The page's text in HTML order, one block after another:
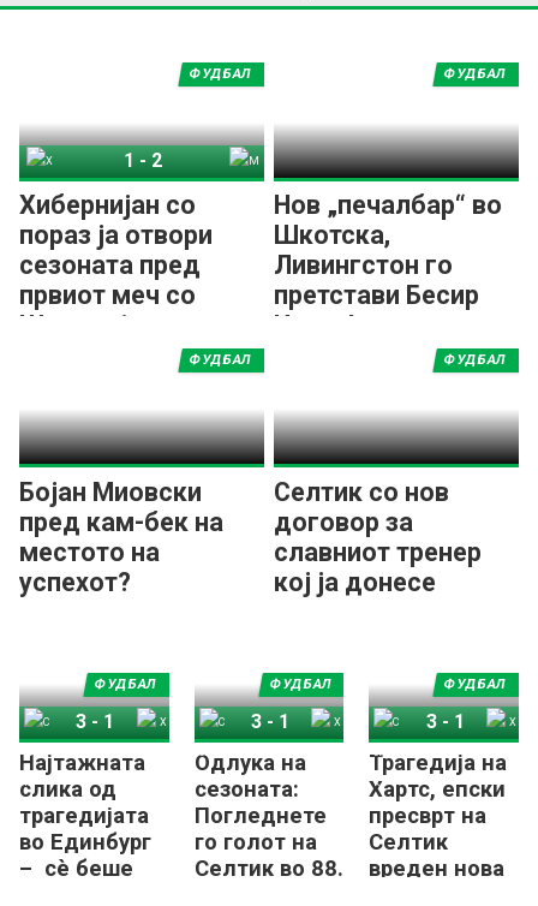
Хибернијан со
пораз ја отвори
сезоната пред
првиот меч со
Шкендија
ФУДБАЛ
1 - 2
Нов „печалбар“ во
Шкотска,
Ливингстон го
претстави Бесир
Исени!
ФУДБАЛ
Бојан Миовски
пред кам-бек на
местото на
успехот?
ФУДБАЛ
Селтик со нов
договор за
славниот тренер
кој ја донесе
ФУДБАЛ
Најтажната
слика од
трагедијата
во Единбург
– сè беше
ФУДБАЛ
Селтик
3 - 1
Одлука на
сезоната:
Погледнете
го голот на
Селтик во 88.
ФУДБАЛ
Селтик
3- 1
Трагедија на
Хартс, епски
пресврт на
Селтик
вреден нова
ФУДБАЛ
Селтик
3- 1
Хартс